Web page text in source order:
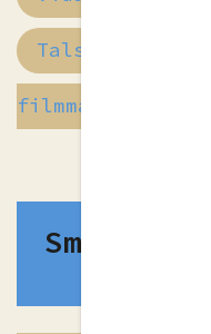
filmmateriale
Smycka